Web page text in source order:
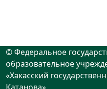
© Федеральное
образовательное
«Хакасский